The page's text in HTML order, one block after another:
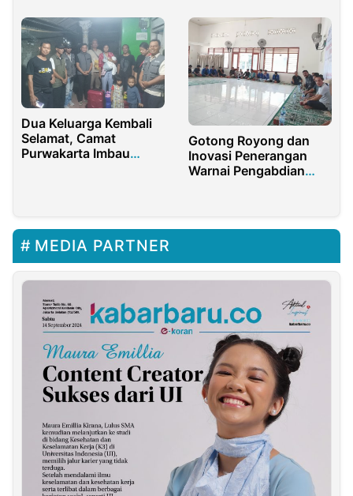
Dua Keluarga Kembali
Selamat, Camat
Purwakarta Imbau
Matang
Gotong Royong dan
Inovasi Penerangan
Warnai Pengabdian
MEDIA PARTNER